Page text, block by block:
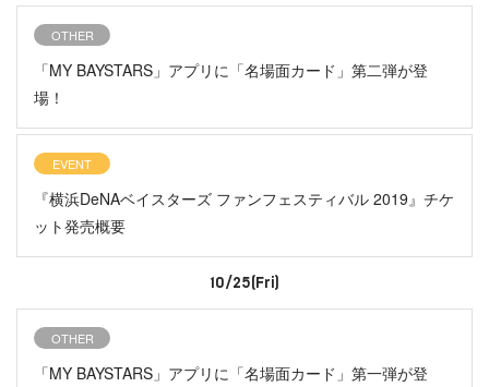
OTHER
「MY BAYSTARS」アプリに「名場面カード」第二弾が登
場！
EVENT
『横浜DeNAベイスターズ ファンフェスティバル 2019』チケ
ット発売概要
10/25(Fri)
OTHER
「MY BAYSTARS」アプリに「名場面カード」第一弾が登